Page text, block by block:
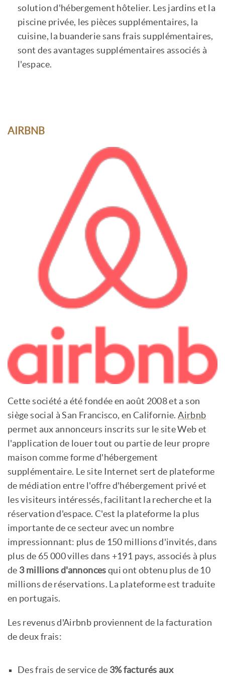
solution d'hébergement hôtelier. Les jardins et la
piscine privée, les pièces supplémentaires, la
cuisine, la buanderie sans frais supplémentaires,
sont des avantages supplémentaires associés à
l'espace.
AIRBNB
Cette société a été fondée en août 2008 et a son
siège social à San Francisco, en Californie.Airbnb
permet aux annonceurs inscrits sur le site Web et
l'application de louer tout ou partie de leur propre
maison comme forme d'hébergement
supplémentaire. Le site Internet sert de plateforme
de médiation entre l'offre d'hébergement privé et
les visiteurs intéressés, facilitant la recherche et la
réservation d'espace. C'est la plateforme la plus
importante de ce secteur avec un nombre
impressionnant: plus de 150 millions d'invités, dans
plus de 65 000 villes dans +191 pays, associés à plus
de 3 millions d'annonces qui ont obtenu plus de 10
millions de réservations. La plateforme est traduite
en portugais.
Les revenus d'Airbnb proviennent de la facturation
de deux frais:
Des frais de service de 3% facturés aux